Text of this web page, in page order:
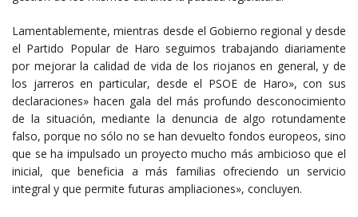
Lamentablemente, mientras desde el Gobierno regional y desde
el Partido Popular de Haro seguimos trabajando diariamente
por mejorar la calidad de vida de los riojanos en general, y de
los jarreros en particular, desde el PSOE de Haro», con sus
declaraciones» hacen gala del más profundo desconocimiento
de la situación, mediante la denuncia de algo rotundamente
falso, porque no sólo no se han devuelto fondos europeos, sino
que se ha impulsado un proyecto mucho más ambicioso que el
inicial, que beneficia a más familias ofreciendo un servicio
integral y que permite futuras ampliaciones», concluyen.